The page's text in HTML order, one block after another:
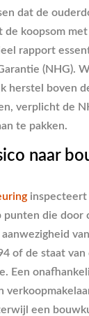
dat de
koopsom
rapport
(NHG).
herstel boven
verplicht de
te pakken.
naar
inspecteert
die door
of de staat
Een
een